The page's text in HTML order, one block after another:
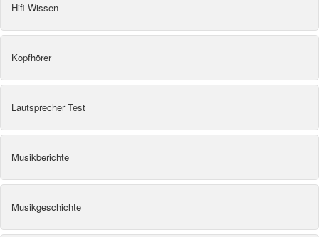
Hifi Wissen
Kopfhörer
Lautsprecher Test
Musikberichte
Musikgeschichte